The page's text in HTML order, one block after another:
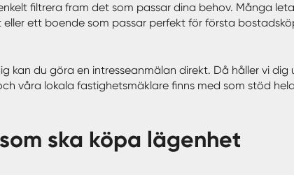
filtrera fram det som passar dina behov. Många
ett boende som passar perfekt för första
kan du göra en intresseanmälan direkt. Då håller vi
våra lokala fastighetsmäklare finns med som stöd
ska köpa lägenhet